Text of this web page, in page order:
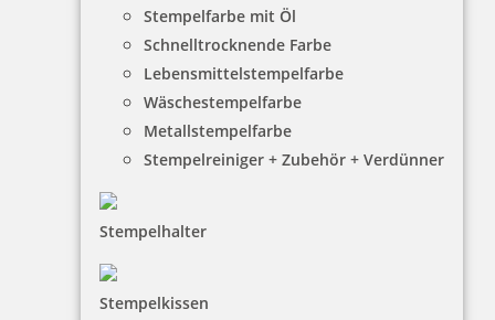
Stempelfarbe mit Öl
Schnelltrocknende Farbe
Lebensmittelstempelfarbe
Wäschestempelfarbe
Metallstempelfarbe
Stempelreiniger + Zubehör + Verdünner
Stempelhalter
Stempelkissen
HINWEISE